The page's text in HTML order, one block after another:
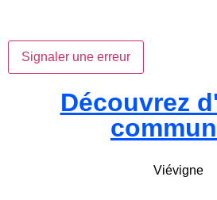
Signaler une erreur
Découvrez
Viévigne